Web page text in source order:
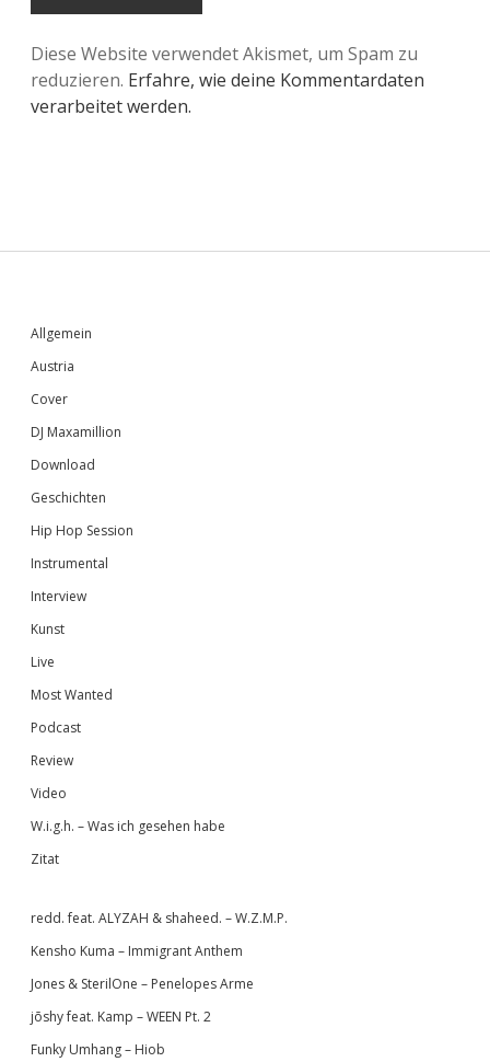
Diese Website verwendet Akismet, um Spam zu
reduzieren. Erfahre, wie deine Kommentardaten
verarbeitet werden.
Sidebar
Allgemein
Austria
Cover
DJ Maxamillion
Download
Geschichten
Hip Hop Session
Instrumental
Interview
Kunst
Live
Most Wanted
Podcast
Review
Video
W.i.g.h. – Was ich gesehen habe
Zitat
redd. feat. ALYZAH & shaheed. – W.Z.M.P.
Kensho Kuma – Immigrant Anthem
Jones & SterilOne – Penelopes Arme
jōshy feat. Kamp – WEEN Pt. 2
Funky Umhang – Hiob